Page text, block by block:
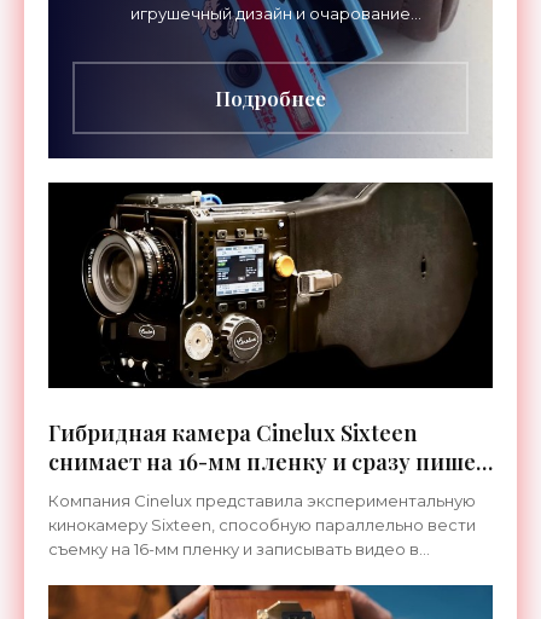
игрушечный дизайн и очарование
несовершенных снимков сформировали
небольшую нишу для таких гаджетов, как
Подробнее
Гибридная камера Cinelux Sixteen
снимает на 16-мм пленку и сразу пишет
цифровое видео - «Гаджеты»
Компания Cinelux представила экспериментальную
кинокамеру Sixteen, способную параллельно вести
съемку на 16-мм пленку и записывать видео в